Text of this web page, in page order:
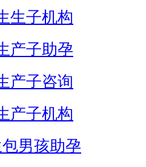
生子机构
产子助孕
产子咨询
产子机构
男孩助孕